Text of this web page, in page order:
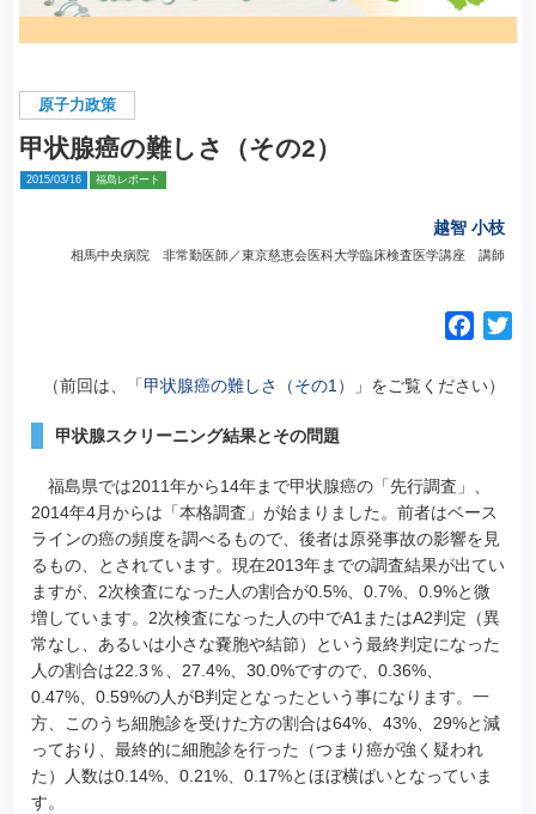
原子力政策
甲状腺癌の難しさ（その2）
2015/03/16 福島レポート
越智 小枝
相馬中央病院 非常勤医師／東京慈恵会医科大学臨床検査医学講座 講師
c
o
k
（前回は、「甲状腺癌の難しさ（その1） 」をご覧ください）
甲状腺スクリーニング結果とその問題
福島県では2011年から14年まで甲状腺癌の「先行調査」、
2014年4月からは「本格調査」が始まりました。 前者はベース
ラインの癌の頻度を調べるもので、後者は原発事故の影響を見
るもの、とされています。現在2013年までの調査結果が出てい
ますが、2次検査になった人の割合が0.5%、0.7%、0.9%と微
増しています。2次検査になった人の中でA1またはA2判定（異
常なし、あるいは小さな嚢胞や結節）という最終判定になった
人の割合は22.3％、27.4%、30.0%ですので、0.36%、
0.47%、0.59%の人がB判定となったという事になります。一
方、このうち細胞診を受けた方の割合は64%、43%、29%と減
っており、最終的に細胞診を行った（つまり癌が強く疑われ
た）人数は0.14%、0.21%、0.17%とほぼ横ばいとなっていま
す。